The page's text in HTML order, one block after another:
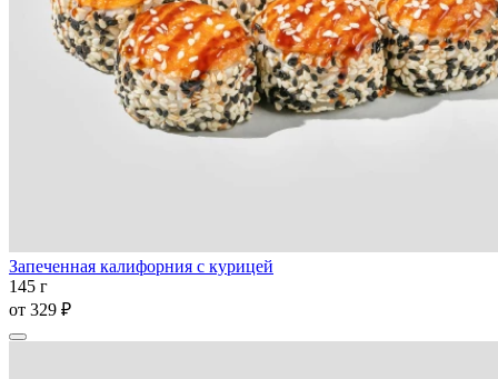
Запеченная калифорния с курицей
145 г
от 329 ₽